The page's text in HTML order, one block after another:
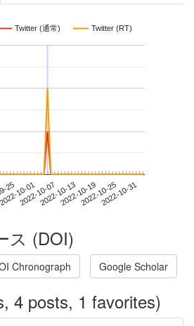
Twitter (通常) Twitter (RT)
2510-01
2022-10-072022-10-132022-10-192022-10-252022-10-31
ス (DOI)
Chronograph Google Scholar
4 posts, 1 favorites)